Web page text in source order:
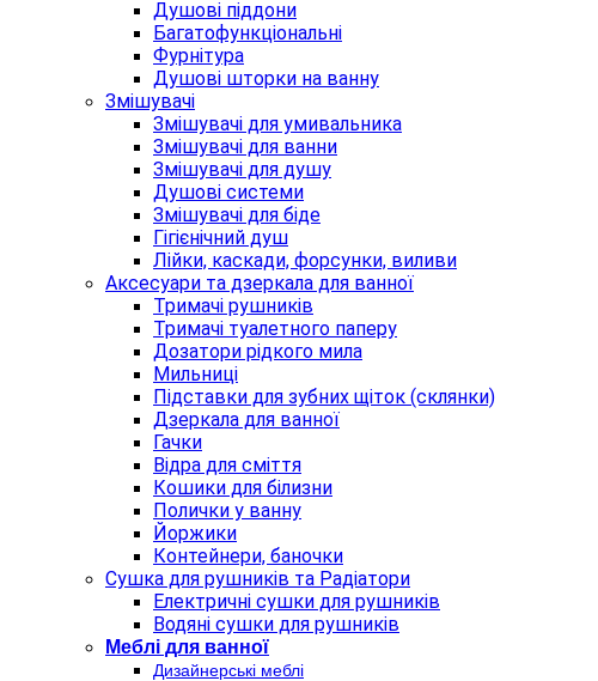
Душові піддони
Багатофункціональні
Фурнітура
Душові шторки на ванну
Змішувачі
Змішувачі для умивальника
Змішувачі для ванни
Змішувачі для душу
Душові системи
Змішувачі для біде
Гігієнічний душ
Лійки, каскади, форсунки, виливи
Аксесуари та дзеркала для ванної
Тримачі рушників
Тримачі туалетного паперу
Дозатори рідкого мила
Мильниці
Підставки для зубних щіток (склянки)
Дзеркала для ванної
Гачки
Відра для сміття
Кошики для білизни
Полички у ванну
Йоржики
Контейнери, баночки
Сушка для рушників та Радіатори
Електричні сушки для рушників
Водяні сушки для рушників
Меблi для ванної
Дизайнерські меблі